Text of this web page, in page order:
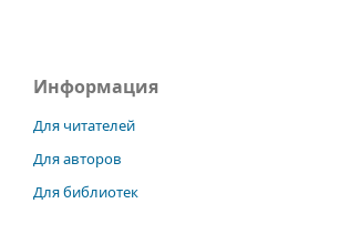
Информация
Для читателей
Для авторов
Для библиотек